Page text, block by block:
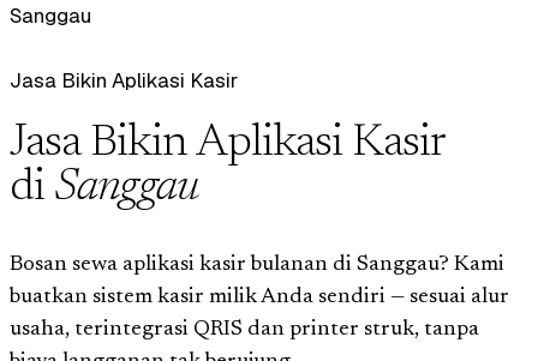
Sanggau
Jasa Bikin Aplikasi Kasir
Jasa Bikin Aplikasi Kasir
di Sanggau
Bosan sewa aplikasi kasir bulanan di Sanggau? Kami
buatkan sistem kasir milik Anda sendiri — sesuai alur
usaha, terintegrasi QRIS dan printer struk, tanpa